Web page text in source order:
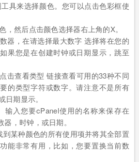
具来选择颜色。您可以点击色彩框使
，然后点击颜色选择器右上角的X。
器，在请选择最大数字 选择将在您的
果您是在创建时钟或日期显示，跳至
击查看类型 链接查看可用的33种不同
的类型字符或数字。请注意不是所有
日期显示。
输入您要cPanel使用的名称来保存在
，时钟，或日期。
到某种颜色的所有使用项并将其全部置
能非常有用，比如，您要置换当前数